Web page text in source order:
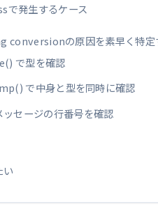
で発生するケース
の原因を素早く特定
で型を確認
で中身と型を同時に確認
ッセージの行番号を確認
い